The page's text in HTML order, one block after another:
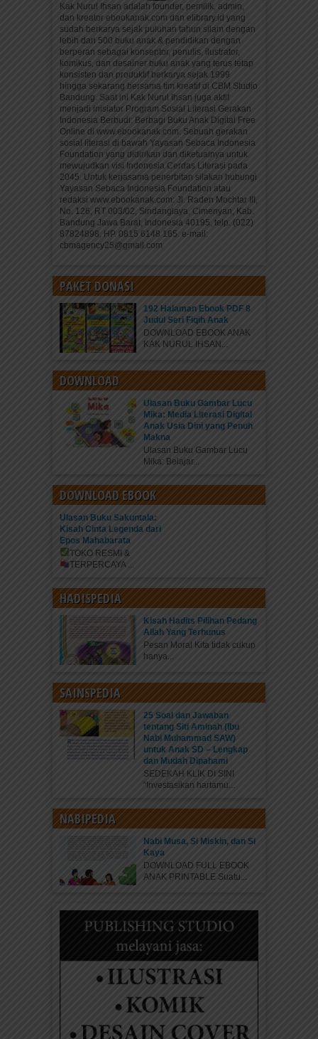
Kak Nurul Ihsan adalah founder, pemilik, admin,
dan kreator ebookanak.com dan elibrary.id yang
sudah berkarya sejak puluhan tahun silam dengan
lebih dari 500 buku anak & pendidikan dengan
berperan sebagai konseptor, penulis, ilustrator,
komikus, dan desainer buku anak yang terus tetap
konsisten dan produktif berkarya sejak 1999
hingga sekarang bersama tim kreatif di CBM Studio
Bandung. Saat ini Kak Nurul Ihsan juga aktif
menjadi inisiator Program Sosial Literasi Gerakan
Indonesia Berbudi: Berbagi Buku Anak Digital Free
Online di www.ebookanak.com. Sebuah gerakan
sosial literasi di bawah Yayasan Sebaca Indonesia
Foundation yang didirikan dan diketuainya untuk
mewujudkan visi Indonesia Cerdas Literasi pada
2045. Untuk kerjasama penerbitan silakan hubungi
Yayasan Sebaca Indonesia Foundation atau
redaksi www.ebookanak.com: Jl. Raden Mochtar III,
No. 126, RT 003/02, Sindanglaya, Cimenyan, Kab.
Bandung Jawa Barat, Indonesia 40195, telp. (022)
87824898, HP. 0815 6148 165. e-mail:
cbmagency25@gmail.com
PAKET DONASI
192 Halaman Ebook PDF 8
Judul Seri Fiqih Anak
DOWNLOAD EBOOK ANAK
KAK NURUL IHSAN...
DOWNLOAD
Ulasan Buku Gambar Lucu
Mika: Media Literasi Digital
Anak Usia Dini yang Penuh
Makna
Ulasan Buku Gambar Lucu
Mika: Belajar...
DOWNLOAD EBOOK
Ulasan Buku Sakuntala:
Kisah Cinta Legenda dari
Epos Mahabarata
TOKO RESMI &
TERPERCAYA ...
HADISPEDIA
Kisah Hadits Pilihan Pedang
Allah Yang Terhunus
Pesan Moral Kita tidak cukup
hanya...
SAINSPEDIA
25 Soal dan Jawaban
tentang Siti Aminah (Ibu
Nabi Muhammad SAW)
untuk Anak SD – Lengkap
dan Mudah Dipahami
SEDEKAH KLIK DI SINI
“Investasikan hartamu...
NABIPEDIA
Nabi Musa, Si Miskin, dan Si
Kaya
DOWNLOAD FULL EBOOK
ANAK PRINTABLE Suatu...